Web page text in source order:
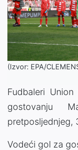
(Izvor: EPA/
Fudbaleri
gostovanju
pretposljednjeg,
Vodeći gol za